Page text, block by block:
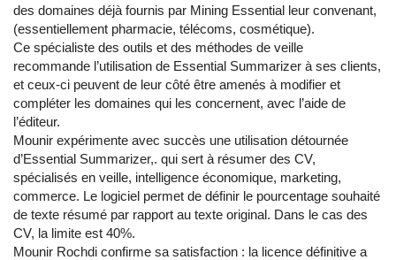
des domaines déjà fournis par Mining Essential leur convenant,
(essentiellement pharmacie, télécoms, cosmétique).
Ce spécialiste des outils et des méthodes de veille
recommande l’utilisation de Essential Summarizer à ses clients,
et ceux-ci peuvent de leur côté être amenés à modifier et
compléter les domaines qui les concernent, avec l’aide de
l’éditeur.
Mounir expérimente avec succès une utilisation détournée
d’Essential Summarizer,. qui sert à résumer des CV,
spécialisés en veille, intelligence économique, marketing,
commerce. Le logiciel permet de définir le pourcentage souhaité
de texte résumé par rapport au texte original. Dans le cas des
CV, la limite est 40%.
Mounir Rochdi confirme sa satisfaction : la licence définitive a